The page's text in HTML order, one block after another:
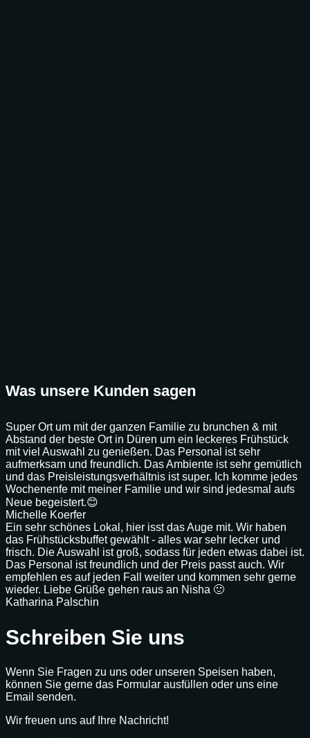
Was unsere Kunden sagen
Super Ort um mit der ganzen Familie zu brunchen & mit
Abstand der beste Ort in Düren um ein leckeres Frühstück
mit viel Auswahl zu genießen. Das Personal ist sehr
aufmerksam und freundlich. Das Ambiente ist sehr gemütlich
und das Preisleistungsverhältnis ist super. Ich komme jedes
Wochenenfe mit meiner Familie und wir sind jedesmal aufs
Neue begeistert.😊
Michelle Koerfer
Ein sehr schönes Lokal, hier isst das Auge mit. Wir haben
das Frühstücksbuffet gewählt - alles war sehr lecker und
frisch. Die Auswahl ist groß, sodass für jeden etwas dabei ist.
Das Personal ist freundlich und der Preis passt auch. Wir
empfehlen es auf jeden Fall weiter und kommen sehr gerne
wieder. Liebe Grüße gehen raus an Nisha 🙂
Katharina Palschin
Schreiben Sie uns
Wenn Sie Fragen zu uns oder unseren Speisen haben,
können Sie gerne das Formular ausfüllen oder uns eine
Email senden.
Wir freuen uns auf Ihre Nachricht!